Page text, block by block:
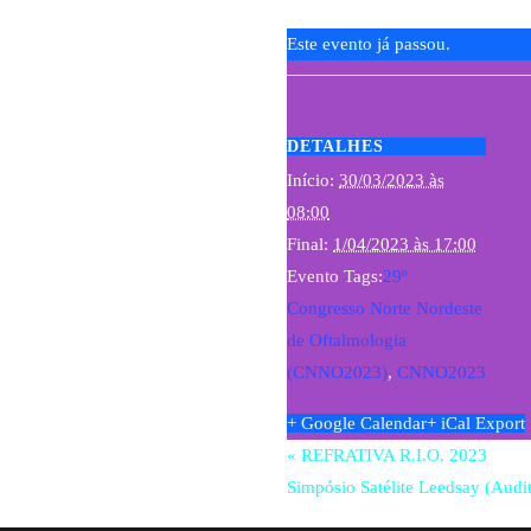
Este evento já passou.
DETALHES
Início: 30/03/2023 às
08:00
Final: 1/04/2023 às 17:00
Evento Tags:29º
Congresso Norte Nordeste
de Oftalmologia
(CNNO2023), CNNO2023
+ Google Calendar+ iCal Export
« REFRATIVA R.I.O. 2023
Simpósio Satélite Leedsay